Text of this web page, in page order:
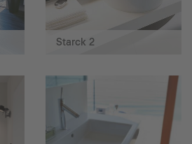
Starck 2